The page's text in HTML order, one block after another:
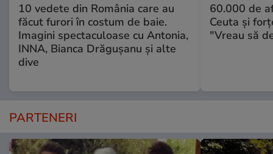
10 vedete din România care au
făcut furori în costum de baie.
Imagini spectaculoase cu Antonia,
INNA, Bianca Drăgușanu și alte
dive
60.000 de
Ceuta şi
"Vreau să
PARTENERI